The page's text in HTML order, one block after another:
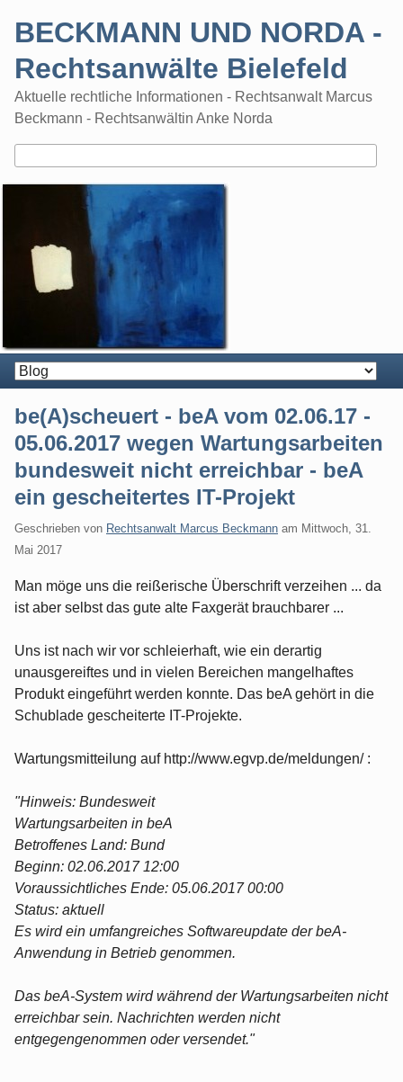
BECKMANN UND NORDA -
Rechtsanwälte Bielefeld
Aktuelle rechtliche Informationen - Rechtsanwalt Marcus
Beckmann - Rechtsanwältin Anke Norda
be(A)scheuert - beA vom 02.06.17 -
05.06.2017 wegen Wartungsarbeiten
bundesweit nicht erreichbar - beA
ein gescheitertes IT-Projekt
Geschrieben von Rechtsanwalt Marcus Beckmann am Mittwoch, 31.
Mai 2017
Man möge uns die reißerische Überschrift verzeihen ... da
ist aber selbst das gute alte Faxgerät brauchbarer ...
Uns ist nach wir vor schleierhaft, wie ein derartig
unausgereiftes und in vielen Bereichen mangelhaftes
Produkt eingeführt werden konnte. Das beA gehört in die
Schublade gescheiterte IT-Projekte.
Wartungsmitteilung auf http://www.egvp.de/meldungen/ :
"Hinweis: Bundesweit
Wartungsarbeiten in beA
Betroffenes Land: Bund
Beginn: 02.06.2017 12:00
Voraussichtliches Ende: 05.06.2017 00:00
Status: aktuell
Es wird ein umfangreiches Softwareupdate der beA-
Anwendung in Betrieb genommen.
Das beA-System wird während der Wartungsarbeiten nicht
erreichbar sein. Nachrichten werden nicht
entgegengenommen oder versendet."